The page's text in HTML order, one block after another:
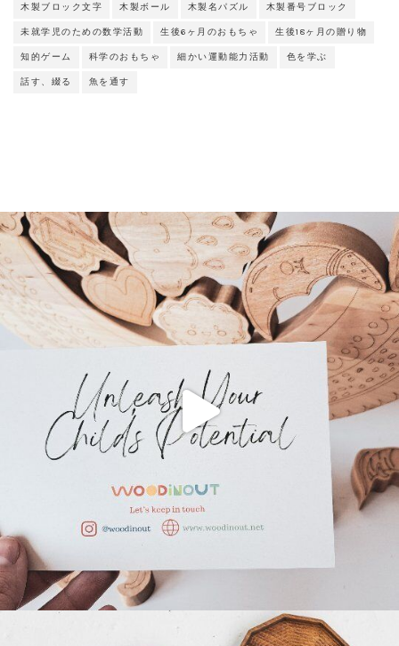
木製ブロック文字 木製ボール 木製名パズル 木製番号ブロック
未就学児のための数学活動 生後6ヶ月のおもちゃ 生後18ヶ月の贈り物
知的ゲーム 科学のおもちゃ 細かい運動能力活動 色を学ぶ
話す、綴る 魚を通す